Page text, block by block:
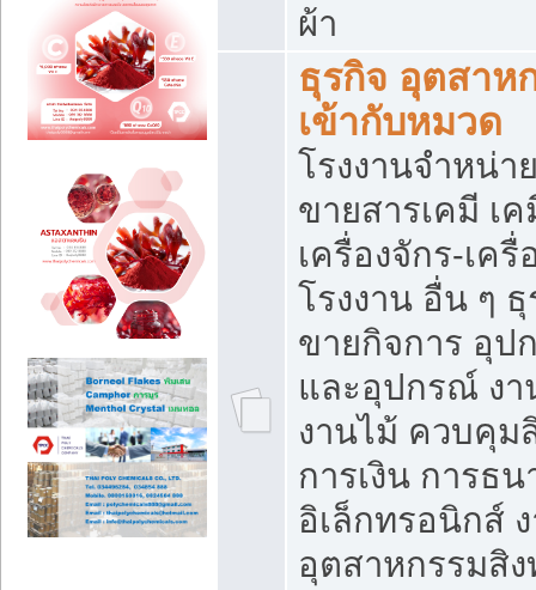
ผ้า
ธุรกิจ อุตสาห
เข้ากับหมวด
โรงงานจำหน่
ขายสารเคมี เ
เครื่องจักร-เค
โรงงาน อื่น ๆ
ขายกิจการ อุป
และอุปกรณ์ ง
งานไม้ ควบคุม
การเงิน การธ
อิเล็กทรอนิกส์
อุตสาหกรรมสิ